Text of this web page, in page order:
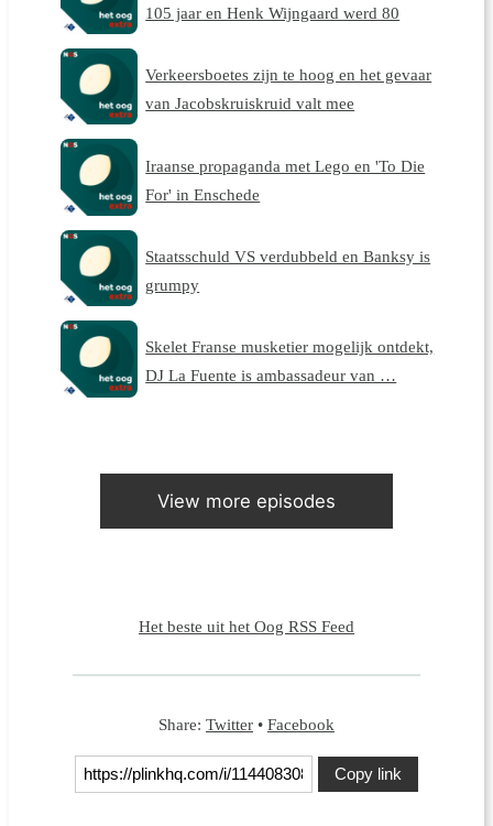
105 jaar en Henk Wijngaard werd 80
Verkeersboetes zijn te hoog en het gevaar
van Jacobskruiskruid valt mee
Iraanse propaganda met Lego en 'To Die
For' in Enschede
Staatsschuld VS verdubbeld en Banksy is
grumpy
Skelet Franse musketier mogelijk ontdekt,
DJ La Fuente is ambassadeur van …
View more episodes
Het beste uit het Oog RSS Feed
Share: Twitter • Facebook
Copy link